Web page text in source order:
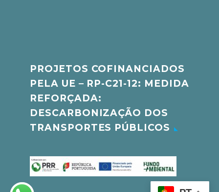
PROJETOS COFINANCIADOS
PELA UE – RP-C21-12: MEDIDA
REFORÇADA:
DESCARBONIZAÇÃO DOS
TRANSPORTES PÚBLICOS